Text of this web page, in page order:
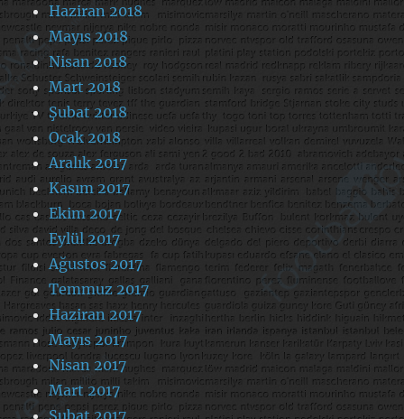
Haziran 2018
Mayıs 2018
Nisan 2018
Mart 2018
Şubat 2018
Ocak 2018
Aralık 2017
Kasım 2017
Ekim 2017
Eylül 2017
Ağustos 2017
Temmuz 2017
Haziran 2017
Mayıs 2017
Nisan 2017
Mart 2017
Şubat 2017